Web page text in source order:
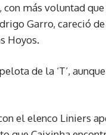
más voluntad que
Garro, careció de
Hoyos.
de la ‘T’,
el elenco Liniers